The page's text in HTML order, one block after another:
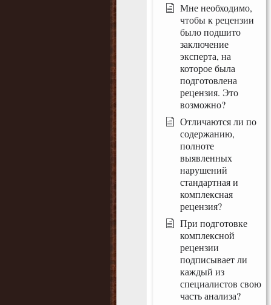
Мне необходимо,
чтобы к рецензии
было подшито
заключение
эксперта, на
которое была
подготовлена
рецензия. Это
возможно?
Отличаются ли по
содержанию,
полноте
выявленных
нарушений
стандартная и
комплексная
рецензия?
При подготовке
комплексной
рецензии
подписывает ли
каждый из
специалистов свою
часть анализа?